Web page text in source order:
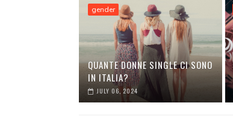
gender
QUANTE DONNE SINGLE CI SONO
IN ITALIA?
JULY 06, 2024